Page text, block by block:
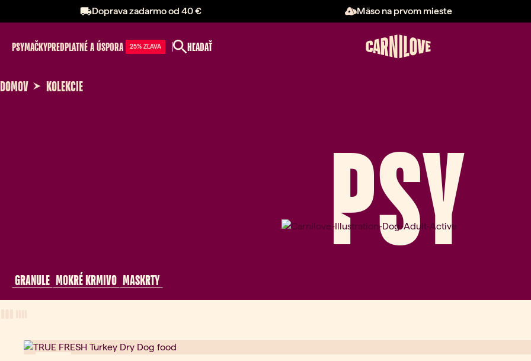
Doprava zadarmo od 40 € Mäso na prvom mieste
PSYMAČKYPREDPLATNÉ A ÚSPORA 25% ZĽAVA HĽADAŤ
DOMOV KOLEKCIE
PSY
GRANULE MOKRÉ KRMIVO MASKRTY